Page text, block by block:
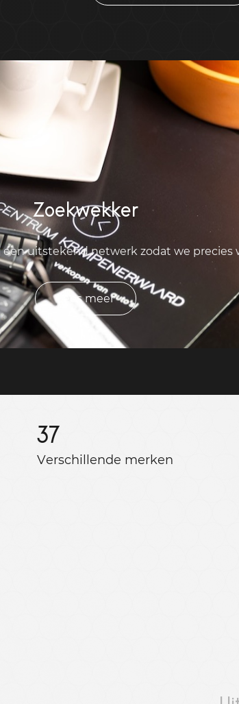
Zoekwekker
uitstekend netwerk zodat we
Lees meer
37
Verschillende merken